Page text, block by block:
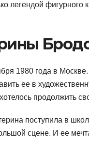
легендой
1980 года в
ее в
продолжить
поступила в
сцене. И ее